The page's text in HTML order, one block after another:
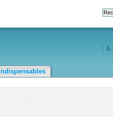
A
Indispensables